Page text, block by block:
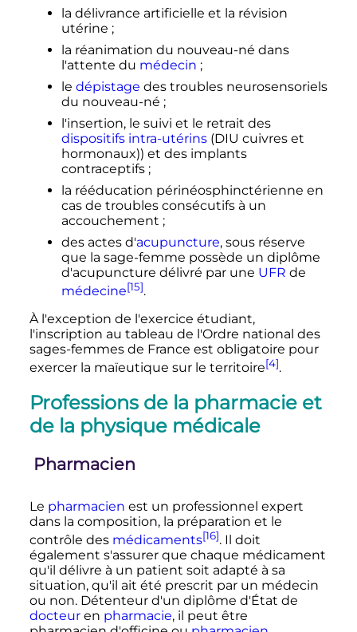
la délivrance artificielle et la révision
utérine ;
la réanimation du nouveau-né dans
l'attente du médecin ;
le dépistage des troubles neurosensoriels
du nouveau-né ;
l'insertion, le suivi et le retrait des
dispositifs intra-utérins(DIU cuivres et
hormonaux)) et des implants
contraceptifs ;
la rééducation périnéosphinctérienne en
cas de troubles consécutifs à un
accouchement ;
des actes d'acupuncture, sous réserve
que la sage-femme possède un diplôme
d'acupuncture délivré par une UFR de
médecine[15].
À l'exception de l'exercice étudiant,
l'inscription au tableau de l'Ordre national des
sages-femmes de France est obligatoire pour
exercer la maïeutique sur le territoire[4].
Professions de la pharmacie et
de la physique médicale
Pharmacien
Le pharmacien est un professionnel expert
dans la composition, la préparation et le
contrôle des médicaments[16]. Il doit
également s'assurer que chaque médicament
qu'il délivre à un patient soit adapté à sa
situation, qu'il ait été prescrit par un médecin
ou non. Détenteur d'un diplôme d'État de
docteuren pharmacie, il peut être